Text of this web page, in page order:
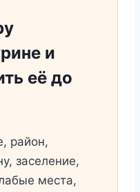
и
её до
район,
заселение,
места,